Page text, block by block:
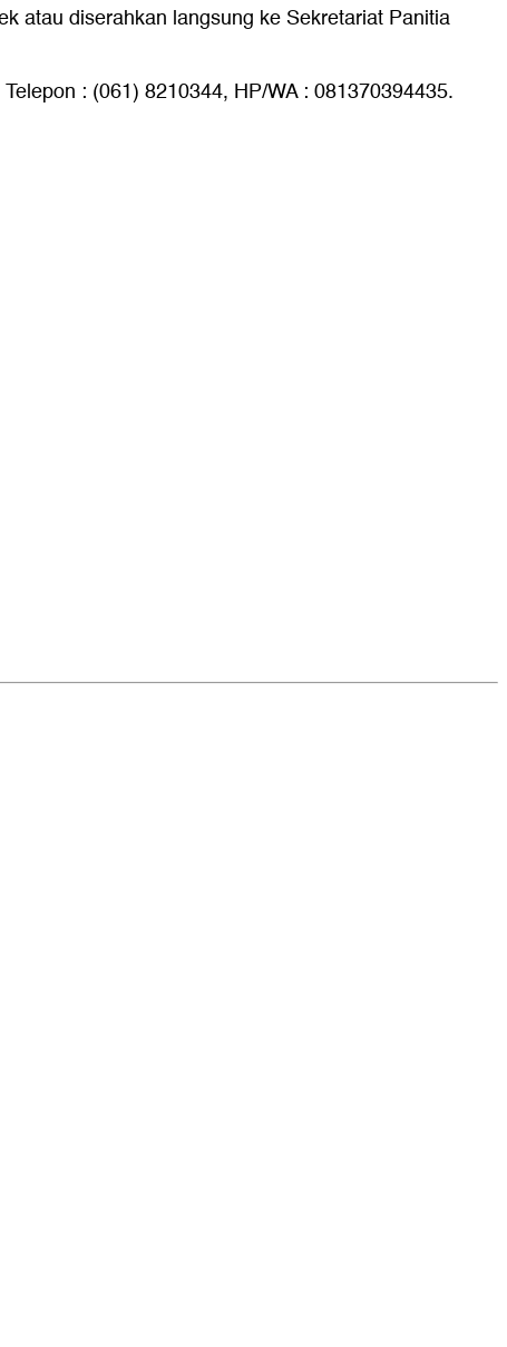
atau diserahkan langsung ke Sekretariat Panitia
: (061) 8210344, HP/WA : 081370394435.